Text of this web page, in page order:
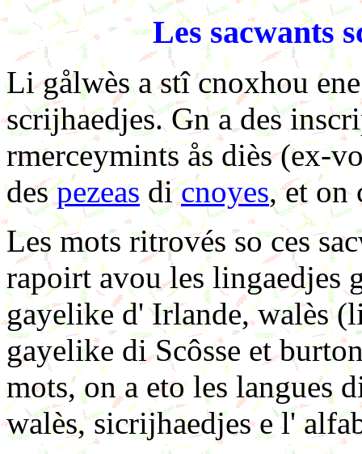
Les sacwants
Li gålwès a stî cnoxhou
scrijhaedjes. Gn a des
rmerceymints ås diès (ex-
despezeas dicnoyes, et on
Les mots ritrovés so ces
rapoirt avou les lingaedjes
gayelike d' Irlande, walès
gayelike di Scôsse et
mots, on a eto les langues
walès, sicrijhaedjes e l'